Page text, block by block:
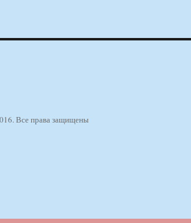
Все права защищены